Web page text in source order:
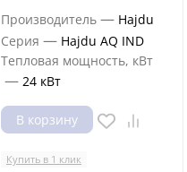
Производитель — Hajdu
Серия — Hajdu AQ IND
Тепловая мощность, кВт
— 24 кВт
В корзину
Купить в 1 клик